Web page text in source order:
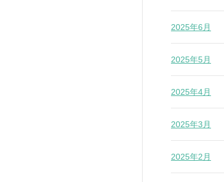
2025年6月
2025年5月
2025年4月
2025年3月
2025年2月